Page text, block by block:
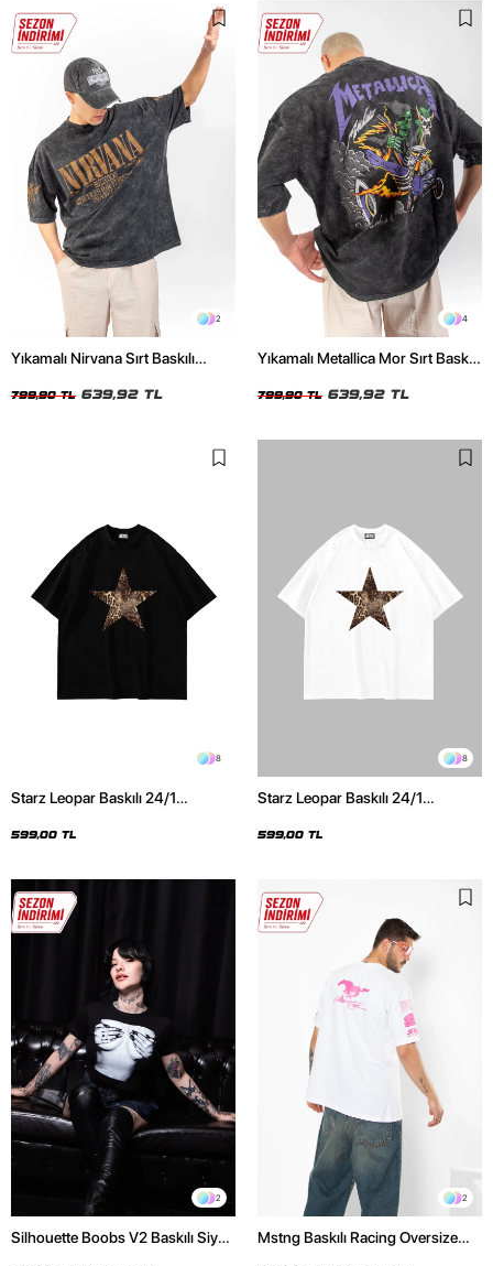
2
Yıkamalı Nirvana Sırt Baskılı
799,90 TL 639,92 TL
4
Yıkamalı Metallica Mor Sırt Baskılı
799,90 TL 639,92 TL
8
Starz Leopar Baskılı 24/1
599,00 TL
8
Starz Leopar Baskılı 24/1
599,00 TL
2
Silhouette Boobs V2 Baskılı Siyah
2
Mstng Baskılı Racing Oversize